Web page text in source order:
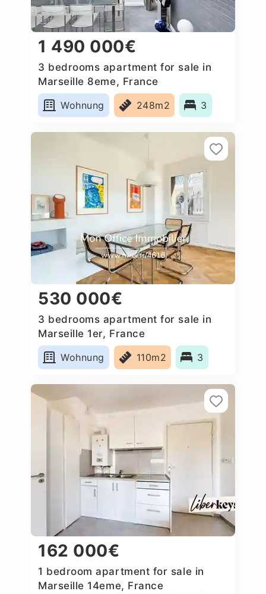
1 490 000€
3 bedrooms apartment for sale in
Marseille 8eme, France
Wohnung
248m2 3
530 000€
3 bedrooms apartment for sale in
Marseille 1er, France
Wohnung
110m2 3
162 000€
1 bedroom apartment for sale in
Marseille 14eme, France